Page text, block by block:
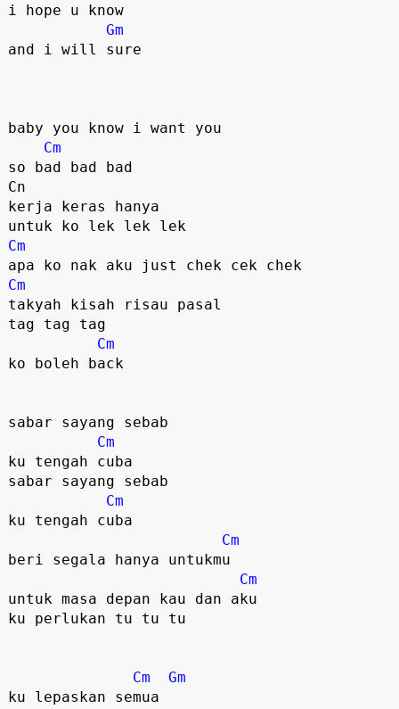
i hope u know
Gm
and i will sure
baby you know i want you
Cm
so bad bad bad
Cn
kerja keras hanya
untuk ko lek lek lek
Cm
apa ko nak aku just chek cek chek
Cm
takyah kisah risau pasal
tag tag tag
Cm
ko boleh back
sabar sayang sebab
Cm
ku tengah cuba
sabar sayang sebab
Cm
ku tengah cuba
Cm
beri segala hanya untukmu
Cm
untuk masa depan kau dan aku
ku perlukan tu tu tu
Cm
Gm
ku lepaskan semua